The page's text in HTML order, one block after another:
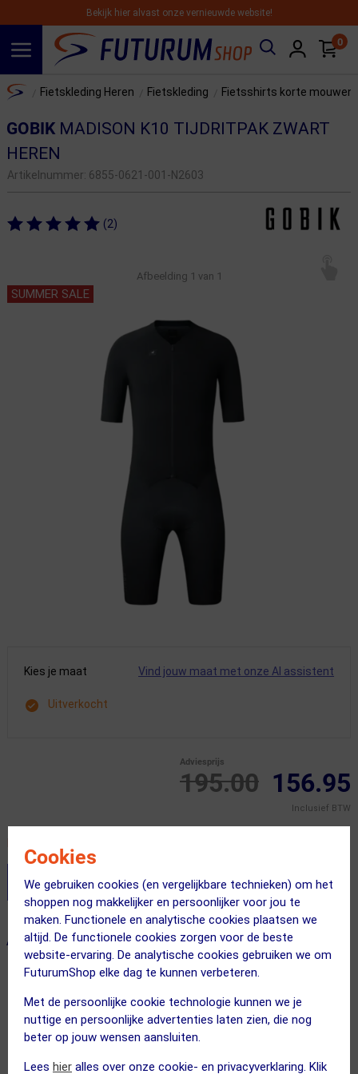
Cookies
We gebruiken cookies (en vergelijkbare technieken) om het
shoppen nog makkelijker en persoonlijker voor jou te
maken. Functionele en analytische cookies plaatsen we
altijd. De functionele cookies zorgen voor de beste
website-ervaring. De analytische cookies gebruiken we om
FuturumShop elke dag te kunnen verbeteren.
Met de persoonlijke cookie technologie kunnen we je
nuttige en persoonlijke advertenties laten zien, die nog
beter op jouw wensen aansluiten.
Lees hier alles over onze cookie- en privacyverklaring. Klik
Bekijk hier alvast onze vernieuwde website!
0
Home Fietskleding Heren Fietskleding Fietsshirts korte mouwen
GOBIKMADISON K10 TIJDRITPAK ZWART
HEREN
Artikelnummer: 6855-0621-001-N2603
(2)
Afbeelding 1 van 1
SUMMER SALE
Kies je maat Vind jouw maat met onze AI assistent
Uitverkocht
195.00
Adviesprijs
156.95
Inclusief BTW
Stel je productvragen aan onze AI assistent
ALTERNATIEVE PRODUCTEN
SUMMER SALE SUMMER SALE